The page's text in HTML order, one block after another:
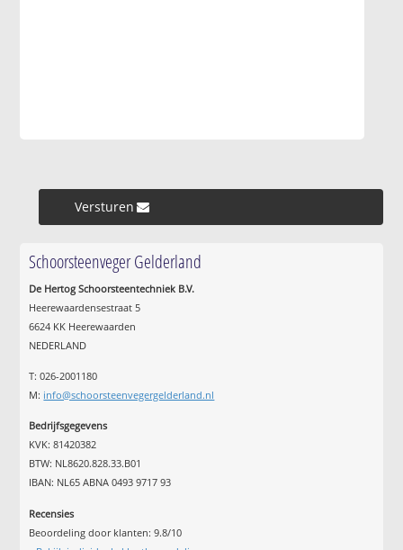
Versturen »
Schoorsteenveger Gelderland
De Hertog Schoorsteentechniek B.V.
Heerewaardensestraat 5
6624 KK Heerewaarden
NEDERLAND
T: 026-2001180
M: info@schoorsteenvegergelderland.nl
Bedrijfsgegevens
KVK: 81420382
BTW: NL8620.828.33.B01
IBAN: NL65 ABNA 0493 9717 93
Recensies
Beoordeling door klanten:9.8/10